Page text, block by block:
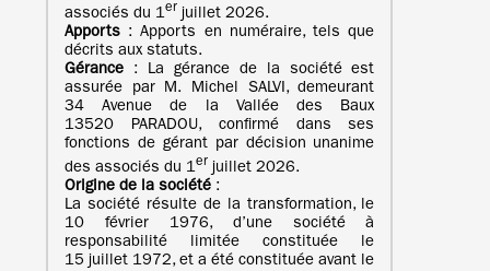
associés du 1er
juillet 2026.
Apports : Apports en numéraire, tels que
décrits aux statuts.
Gérance : La gérance de la société est
assurée par M. Michel SALVI, demeurant
34 Avenue de la Vallée des Baux
13520 PARADOU, confirmé dans ses
fonctions de gérant par décision unanime
des associés du 1er
juillet 2026.
Origine de la société :
La société résulte de la transformation, le
10 février 1976, d’une société à
responsabilité limitée constituée le
15 juillet 1972, et a été constituée avant le